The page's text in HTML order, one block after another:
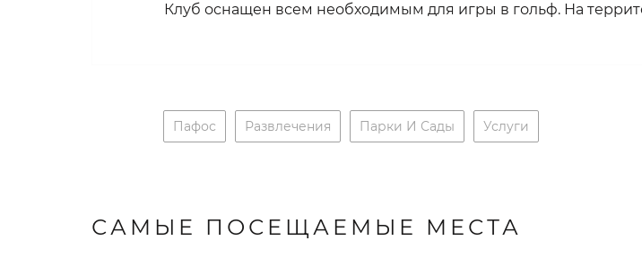
Клуб оснащен всем необходимым для игры в гольф. На
Пафос Развлечения Парки И Сады Услуги
САМЫЕ ПОСЕЩАЕМЫЕ МЕСТА